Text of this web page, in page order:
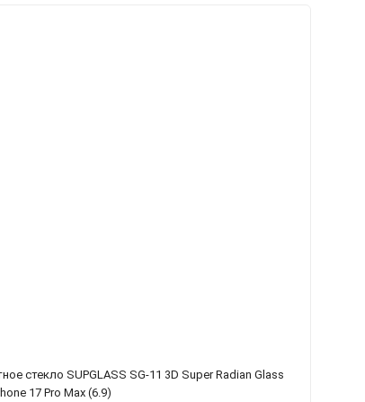
стекло SUPGLASS SG-11 3D Super Radian Glass
17 Pro Max (6.9)